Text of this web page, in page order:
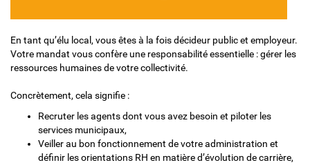
En tant qu’élu local, vous êtes à la fois décideur public et employeur.
Votre mandat vous confère une responsabilité essentielle : gérer les
ressources humaines de votre collectivité.
Concrètement, cela signifie :
Recruter les agents dont vous avez besoin et piloter les
services municipaux,
Veiller au bon fonctionnement de votre administration et
définir les orientations RH en matière d’évolution de carrière,